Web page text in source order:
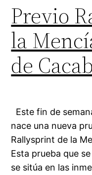
Previo
la
de
Este fin de
nace una nueva
Rallysprint de la
Esta prueba que
se sitúa en las